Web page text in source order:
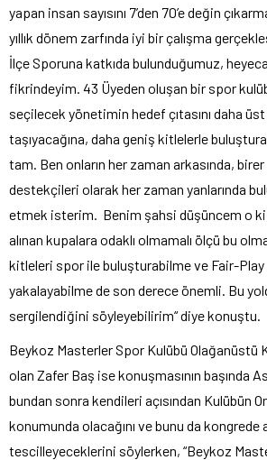
yapan insan sayısını 7’den 70’e değin
yıllık dönem zarfında iyi bir çalışma
İlçe Sporuna katkıda bulunduğumuz,
fikrindeyim. 43 Üyeden oluşan bir spor
seçilecek yönetimin hedef çıtasını daha
taşıyacağına, daha geniş kitlelerle
tam. Ben onların her zaman arkasında,
destekçileri olarak her zaman yanlarında
etmek isterim. Benim şahsi düşüncem o ki
alınan kupalara odaklı olmamalı ölçü bu
kitleleri spor ile buluşturabilme ve Fair-Play
yakalayabilme de son derece önemli. Bu
sergilendiğini söyleyebilirim“ diye konuştu.
Beykoz Masterler Spor Kulübü Olağanüstü
olan Zafer Baş ise konuşmasının başında
bundan sonra kendileri açısından Kulübün
konumunda olacağını ve bunu da kongrede
tescilleyeceklerini söylerken, “Beykoz